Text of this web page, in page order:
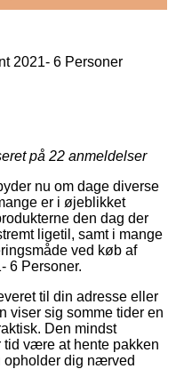
2021- 6 Personer
på 22 anmeldelser
nu om dage diverse
er i øjeblikket
den dag der
ligetil, samt i mange
ved køb af
6 Personer.
til din adresse eller
viser sig somme tider en
Den mindst
være at hente pakken
opholder dig nærved